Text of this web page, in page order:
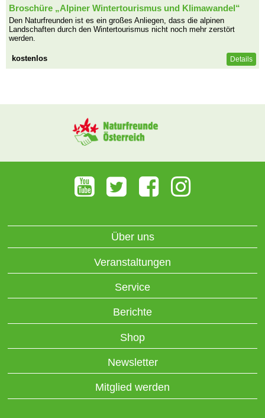
Broschüre „Alpiner Wintertourismus und Klimawandel“
Den Naturfreunden ist es ein großes Anliegen, dass die alpinen
Landschaften durch den Wintertourismus nicht noch mehr zerstört
werden.
kostenlos Details
Über uns
Veranstaltungen
Service
Berichte
Shop
Newsletter
Mitglied werden